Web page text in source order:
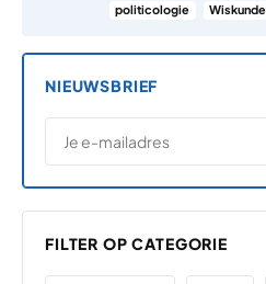
politicologie
Wiskunde
NIEUWSBRIEF
E-MAILADRES
*
FILTER OP CATEGORIE